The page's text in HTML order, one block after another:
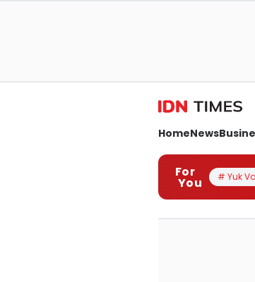
HomeNews
For
You # Yuk